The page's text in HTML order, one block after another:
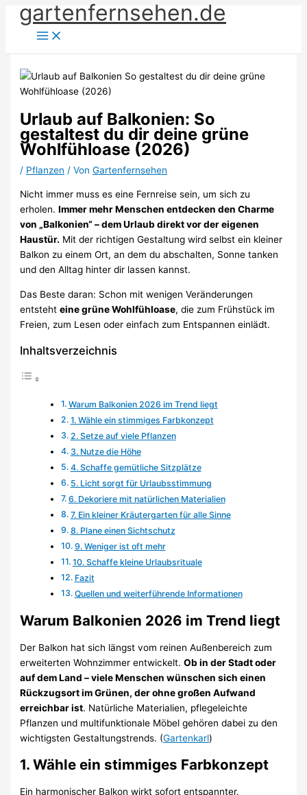
Zum
Inhalt
springen
gartenfernsehen.de
Urlaub auf Balkonien: So
gestaltest du dir deine grüne
Wohlfühloase (2026)
/ Pflanzen / VonGartenfernsehen
Nicht immer muss es eine Fernreise sein, um sich zu
erholen.Immer mehr Menschen entdecken den Charme
von „Balkonien“ – dem Urlaub direkt vor der eigenen
Haustür. Mit der richtigen Gestaltung wird selbst ein kleiner
Balkon zu einem Ort, an dem du abschalten, Sonne tanken
und den Alltag hinter dir lassen kannst.
Das Beste daran: Schon mit wenigen Veränderungen
entstehteine grüne Wohlfühloase, die zum Frühstück im
Freien, zum Lesen oder einfach zum Entspannen einlädt.
Inhaltsverzeichnis
Warum Balkonien 2026 im Trend liegt
1. Wähle ein stimmiges Farbkonzept
2. Setze auf viele Pflanzen
3. Nutze die Höhe
4. Schaffe gemütliche Sitzplätze
5. Licht sorgt für Urlaubsstimmung
6. Dekoriere mit natürlichen Materialien
7. Ein kleiner Kräutergarten für alle Sinne
8. Plane einen Sichtschutz
9. Weniger ist oft mehr
10. Schaffe kleine Urlaubsrituale
Fazit
Quellen und weiterführende Informationen
Warum Balkonien 2026 im Trend liegt
Der Balkon hat sich längst vom reinen Außenbereich zum
erweiterten Wohnzimmer entwickelt.Ob in der Stadt oder
auf dem Land – viele Menschen wünschen sich einen
Rückzugsort im Grünen, der ohne großen Aufwand
erreichbar ist. Natürliche Materialien, pflegeleichte
Pflanzen und multifunktionale Möbel gehören dabei zu den
wichtigsten Gestaltungstrends. (Gartenkarl)
1. Wähle ein stimmiges Farbkonzept
Ein harmonischer Balkon wirkt sofort entspannter.